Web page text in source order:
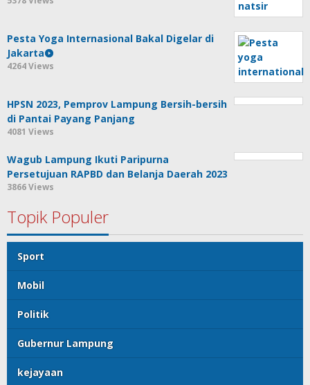
Pesta Yoga Internasional Bakal Digelar di
Jakarta
4264 Views
HPSN 2023, Pemprov Lampung Bersih-bersih
di Pantai Payang Panjang
4081 Views
Wagub Lampung Ikuti Paripurna
Persetujuan RAPBD dan Belanja Daerah 2023
3866 Views
Topik Populer
Sport
Mobil
Politik
Gubernur Lampung
kejayaan